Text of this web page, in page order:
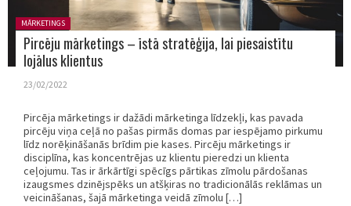
Posted in:
MĀRKETINGS
Pircēju mārketings – īstā stratēģija, lai piesaistītu
lojālus klientus
23/02/2022
Pircēja mārketings ir dažādi mārketinga līdzekļi, kas pavada
pircēju viņa ceļā no pašas pirmās domas par iespējamo pirkumu
līdz norēķināšanās brīdim pie kases. Pircēju mārketings ir
disciplīna, kas koncentrējas uz klientu pieredzi un klienta
ceļojumu. Tas ir ārkārtīgi spēcīgs pārtikas zīmolu pārdošanas
izaugsmes dzinējspēks un atšķiras no tradicionālās reklāmas un
veicināšanas, šajā mārketinga veidā zīmolu […]